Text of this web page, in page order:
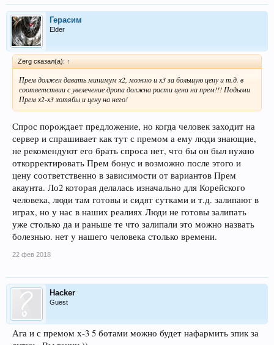
Герасим
Elder
Zerg сказал(а): ↑
Прем должен давать минимум х2, можно и х3 за большую цену и т.д. в
соответствии с увелечение дропа должна расти цена на прем!!! Подыми
Прем х2-х3 хотябы и цену на него!
Спрос порождает предложение, но когда человек заходит на
сервер и спрашивает как тут с премом а ему люди знающие,
не рекомендуют его брать спроса нет, что бы он был нужно
откорректировать Прем бонус и возможно после этого и
цену соответственно в зависимости от вариантов Прем
акаунта. Ло2 которая делалась изначально для Корейского
человека, люди там готовы и сидят сутками и т.д. залипают в
играх, но у нас в наших реалиях Люди не готовы залипать
уже столько да и раньше те что залипали это можно назвать
болезнью. нет у нашего человека столько времени.
22 фев 2018
Hacker
Guest
Ага и с премом х-3 5 ботами можно будет нафармить эпик за